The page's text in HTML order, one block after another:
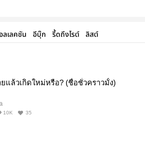
ลเลคชัน อีบุ๊ก รี้ดถึงไรต์ ลิสต์
แล้วเกิดใหม่หรือ? (ชื่อชั่วคราวมั้ง)
10K 35